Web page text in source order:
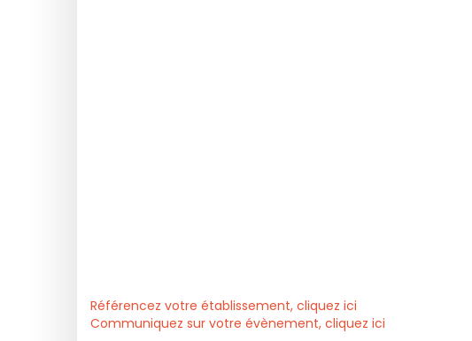
Référencez votre établissement, cliquez ici
Communiquez sur votre évènement, cliquez ici